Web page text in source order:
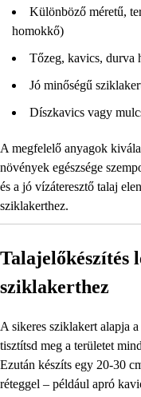
Különböző méretű,
homokkő)
Tőzeg, kavics, durva
Jó minőségű
Díszkavics vagy
A megfelelő anyagok
növények egészsége
és a jó vízáteresztő talaj
sziklakerthez.
Talajelőkészítés
sziklakerthez
A sikeres sziklakert alapja
tisztítsd meg a területet
Ezután készíts egy 20-30
réteggel – például apró